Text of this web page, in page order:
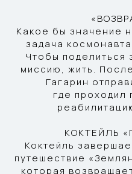
Какое бы значение
задача
Чтобы поделиться
миссию, жить.
Гагарин
где проходил
КОКТЕЙЛЬ
Коктейль
путешествие
которая